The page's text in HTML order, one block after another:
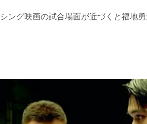
ング映画の試合場面が近づくと福地